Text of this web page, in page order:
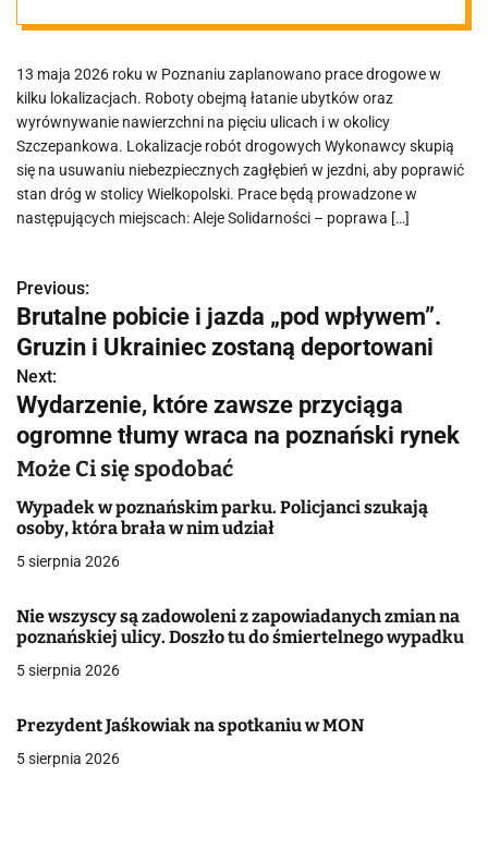
Poznania
13 maja 2026 roku w Poznaniu zaplanowano prace drogowe w
kilku lokalizacjach. Roboty obejmą łatanie ubytków oraz
wyrównywanie nawierzchni na pięciu ulicach i w okolicy
Szczepankowa. Lokalizacje robót drogowych Wykonawcy skupią
się na usuwaniu niebezpiecznych zagłębień w jezdni, aby poprawić
stan dróg w stolicy Wielkopolski. Prace będą prowadzone w
następujących miejscach: Aleje Solidarności – poprawa […]
N
a
w
i
g
a
c
a
w
i
Previous:
Brutalne pobicie i jazda „pod wpływem”.
Gruzin i Ukrainiec zostaną deportowani
Next:
Wydarzenie, które zawsze przyciąga
ogromne tłumy wraca na poznański rynek
Może Ci się spodobać
Wypadek w poznańskim parku. Policjanci szukają
osoby, która brała w nim udział
5 sierpnia 2026
Nie wszyscy są zadowoleni z zapowiadanych zmian na
poznańskiej ulicy. Doszło tu do śmiertelnego wypadku
5 sierpnia 2026
Prezydent Jaśkowiak na spotkaniu w MON
5 sierpnia 2026